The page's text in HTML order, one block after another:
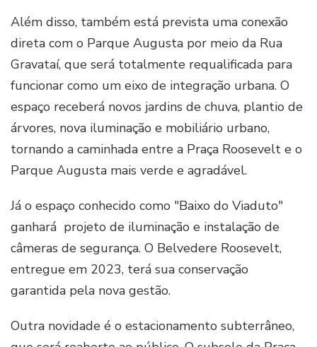
Além disso, também está prevista uma conexão
direta com o Parque Augusta por meio da Rua
Gravataí, que será totalmente requalificada para
funcionar como um eixo de integração urbana. O
espaço receberá novos jardins de chuva, plantio de
árvores, nova iluminação e mobiliário urbano,
tornando a caminhada entre a Praça Roosevelt e o
Parque Augusta mais verde e agradável.
Já o espaço conhecido como "Baixo do Viaduto"
ganhará projeto de iluminação e instalação de
câmeras de segurança. O Belvedere Roosevelt,
entregue em 2023, terá sua conservação
garantida pela nova gestão.
Outra novidade é o estacionamento subterrâneo,